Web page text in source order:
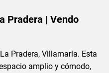
Pradera | Vendo
Pradera, Villamaría. Esta
amplio y cómodo,